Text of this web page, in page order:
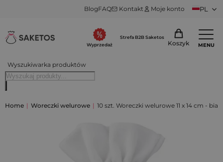
BlogFAQ Kontakt Moje konto PL
Wyszukiwarka produktów
Wyprzedaż
Strefa B2B Saketos
Koszyk MENU
Home | Woreczki welurowe | 10 szt. Woreczki welurowe 11 x 14 cm - białe